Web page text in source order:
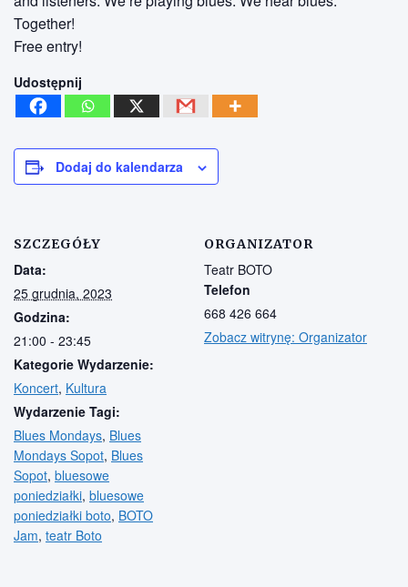
Together!
Free entry!
Udostępnij
Dodaj do kalendarza
SZCZEGÓŁY
Data:
25 grudnia, 2023
Godzina:
21:00 - 23:45
Kategorie Wydarzenie:
Koncert, Kultura
Wydarzenie Tagi:
Blues Mondays, Blues
Mondays Sopot, Blues
Sopot, bluesowe
poniedziałki, bluesowe
poniedziałki boto, BOTO
Jam, teatr Boto
ORGANIZATOR
Teatr BOTO
Telefon
668 426 664
Zobacz witrynę: Organizator